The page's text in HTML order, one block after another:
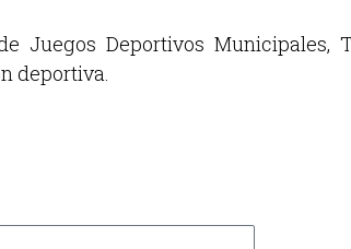
Juegos Deportivos Municipales,
deportiva.